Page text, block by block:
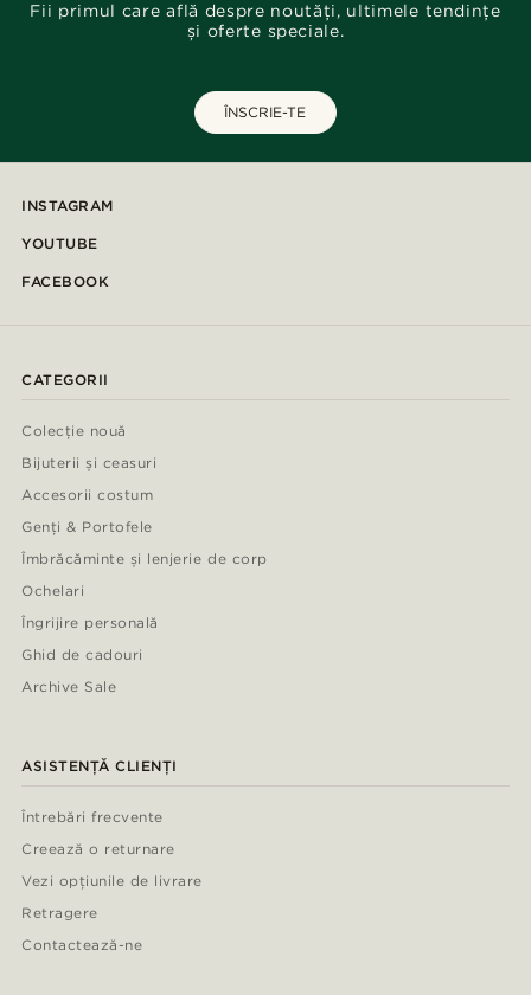
Fii primul care află despre noutăți, ultimele tendințe
și oferte speciale.
ÎNSCRIE-TE
INSTAGRAM
YOUTUBE
FACEBOOK
CATEGORII
Colecție nouă
Bijuterii și ceasuri
Accesorii costum
Genți & Portofele
Îmbrăcăminte și lenjerie de corp
Ochelari
Îngrijire personală
Ghid de cadouri
Archive Sale
ASISTENȚĂ CLIENȚI
Întrebări frecvente
Creează o returnare
Vezi opțiunile de livrare
Retragere
Contactează-ne